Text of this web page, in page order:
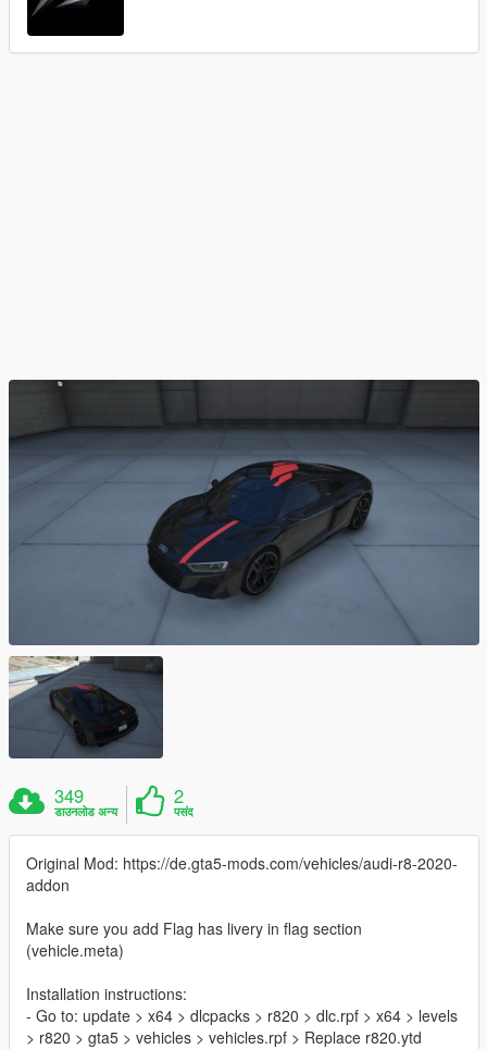
349
डाउनलोड अन्य
2
पसंद
Original Mod: https://de.gta5-mods.com/vehicles/audi-r8-2020-
addon
Make sure you add Flag has livery in flag section
(vehicle.meta)
Installation instructions:
- Go to: update > x64 > dlcpacks > r820 > dlc.rpf > x64 > levels
> r820 > gta5 > vehicles > vehicles.rpf > Replace r820.ytd